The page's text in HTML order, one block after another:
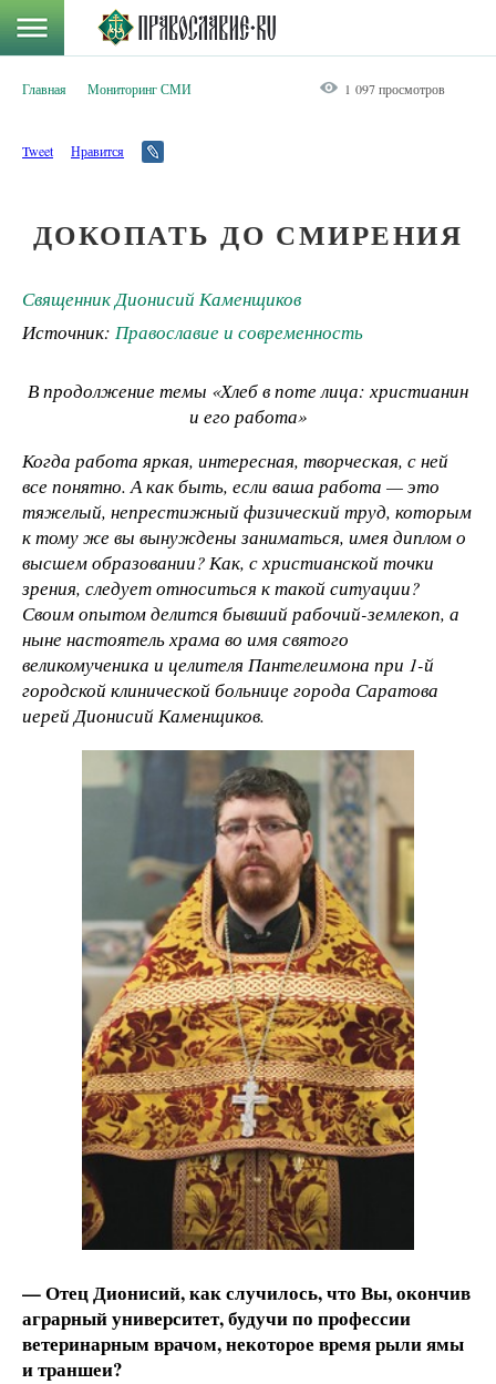
Главная Мониторинг СМИ 1 097 просмотров
Tweet Нравится
ДОКОПАТЬ ДО СМИРЕНИЯ
Священник Дионисий Каменщиков
Источник: Православие и современность
В продолжение темы «Хлеб в поте лица: христианин
и его работа»
Когда работа яркая, интересная, творческая, с ней
все понятно. А как быть, если ваша работа — это
тяжелый, непрестижный физический труд, которым
к тому же вы вынуждены заниматься, имея диплом о
высшем образовании? Как, с христианской точки
зрения, следует относиться к такой ситуации?
Своим опытом делится бывший рабочий-землекоп, а
ныне настоятель храма во имя святого
великомученика и целителя Пантелеимона при 1-й
городской клинической больнице города Саратова
иерей Дионисий Каменщиков.
— Отец Дионисий, как случилось, что Вы, окончив
аграрный университет, будучи по профессии
ветеринарным врачом, некоторое время рыли ямы
и траншеи?